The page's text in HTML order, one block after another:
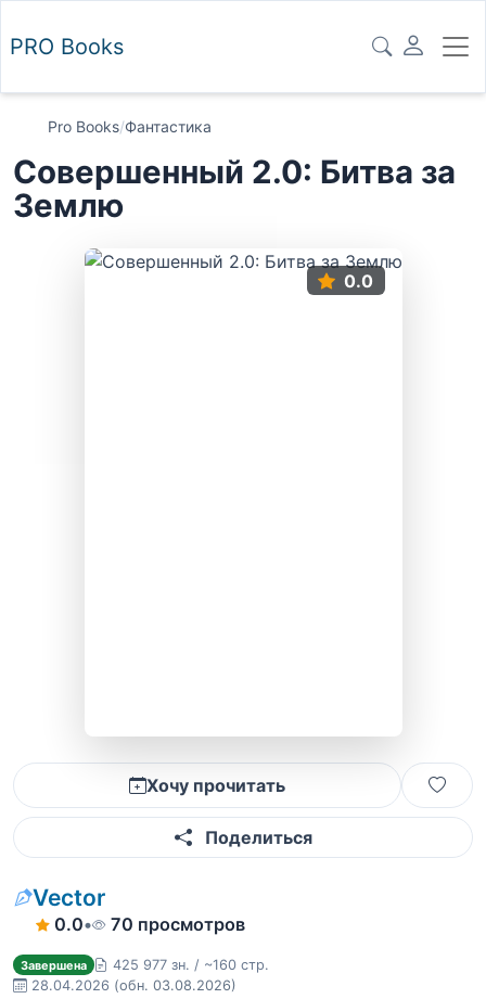
PRO Books
Pro Books/Фантастика
Совершенный 2.0: Битва за
Землю
0.0
Хочу прочитать
Поделиться
Vector
0.0• 70 просмотров
Завершена
425 977 зн. / ~160 стр.
28.04.2026 (обн. 03.08.2026)